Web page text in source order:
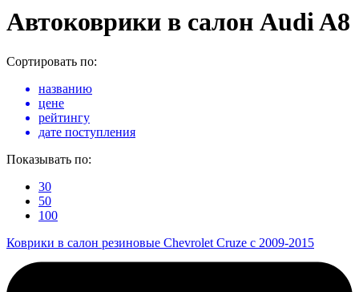
Автоковрики в салон Audi A8
Сортировать по:
названию
цене
рейтингу
дате поступления
Показывать по:
30
50
100
Коврики в салон резиновые Chevrolet Cruze c 2009-2015